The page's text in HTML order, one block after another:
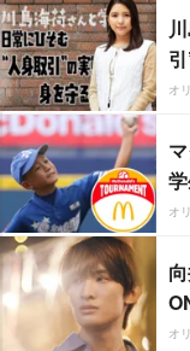
オ
オ
オ